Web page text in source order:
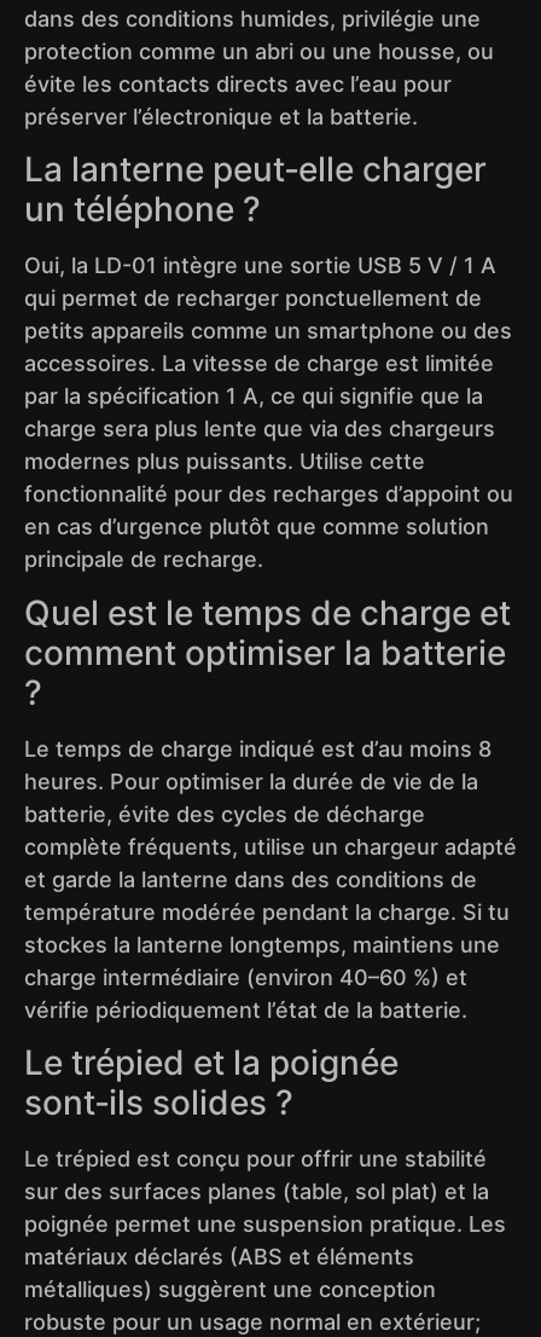
dans des conditions humides, privilégie une
protection comme un abri ou une housse, ou
évite les contacts directs avec l’eau pour
préserver l’électronique et la batterie.
La lanterne peut‑elle charger
un téléphone ?
Oui, la LD-01 intègre une sortie USB 5 V / 1 A
qui permet de recharger ponctuellement de
petits appareils comme un smartphone ou des
accessoires. La vitesse de charge est limitée
par la spécification 1 A, ce qui signifie que la
charge sera plus lente que via des chargeurs
modernes plus puissants. Utilise cette
fonctionnalité pour des recharges d’appoint ou
en cas d’urgence plutôt que comme solution
principale de recharge.
Quel est le temps de charge et
comment optimiser la batterie
?
Le temps de charge indiqué est d’au moins 8
heures. Pour optimiser la durée de vie de la
batterie, évite des cycles de décharge
complète fréquents, utilise un chargeur adapté
et garde la lanterne dans des conditions de
température modérée pendant la charge. Si tu
stockes la lanterne longtemps, maintiens une
charge intermédiaire (environ 40–60 %) et
vérifie périodiquement l’état de la batterie.
Le trépied et la poignée
sont‑ils solides ?
Le trépied est conçu pour offrir une stabilité
sur des surfaces planes (table, sol plat) et la
poignée permet une suspension pratique. Les
matériaux déclarés (ABS et éléments
métalliques) suggèrent une conception
robuste pour un usage normal en extérieur;